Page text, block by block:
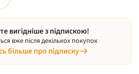
вигідніше з підпискою!
вже після декількох покупок
більше про підписку